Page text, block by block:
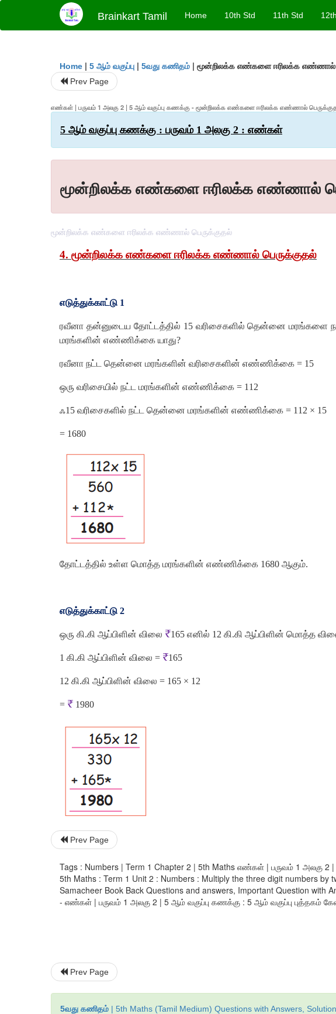
Brainkart Tamil Home 10th Std 11th Std
Home | 5 ஆம் வகுப்பு | 5வது கணிதம் | மூன்றிலக்க எண்களை ஈரிலக்க எண்ணால்
Prev Page
எண்கள் | பருவம் 1 அலகு 2 | 5 ஆம் வகுப்பு கணக்கு - மூன்றிலக்க எண்களை ஈரிலக்க எண்ணால்
5 ஆம் வகுப்பு கணக்கு : பருவம் 1 அலகு 2 : எண்கள்
மூன்றிலக்க எண்களை ஈரிலக்க எண்ணால்
மூன்றிலக்க எண்களை ஈரிலக்க எண்ணால் பெருக்குதல்
4. மூன்றிலக்க எண்களை ஈரிலக்க எண்ணால் பெருக்குதல்
எடுத்துக்காட்டு 1
ரவீனா தன்னுடைய தோட்டத்தில் 15 வரிசைகளில் தென்னை மரங்களை
மரங்களின் எண்ணிக்கை யாது?
ரவீனா நட்ட தென்னை மரங்களின் வரிசைகளின் எண்ணிக்கை = 15
ஒரு வரிசையில் நட்ட மரங்களின் எண்ணிக்கை = 112
ஃ15 வரிசைகளில் நட்ட தென்னை மரங்களின் எண்ணிக்கை = 112 × 15
= 1680
தோட்டத்தில் உள்ள மொத்த மரங்களின் எண்ணிக்கை 1680 ஆகும்.
எடுத்துக்காட்டு 2
ஒரு கி.கி ஆப்பிளின் விலை ₹165 எனில் 12 கி.கி ஆப்பிளின் மொத்த
1 கி.கி ஆப்பிளின் விலை = ₹165
12 கி.கி ஆப்பிளின் விலை = 165 × 12
= ₹ 1980
Prev Page
Tags : Numbers | Term 1 Chapter 2 | 5th Maths எண்கள் | பருவம் 1 அலகு 2
5th Maths : Term 1 Unit 2 : Numbers : Multiply the three digit numbers
Samacheer Book Back Questions and answers, Important Question
- எண்கள் | பருவம் 1 அலகு 2 | 5 ஆம் வகுப்பு கணக்கு : 5 ஆம் வகுப்பு புத்தகம்
Prev Page
5வது கணிதம் | 5th Maths (Tamil Medium) Questions with Answers, Solution